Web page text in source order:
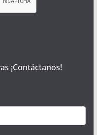
¡Contáctanos!